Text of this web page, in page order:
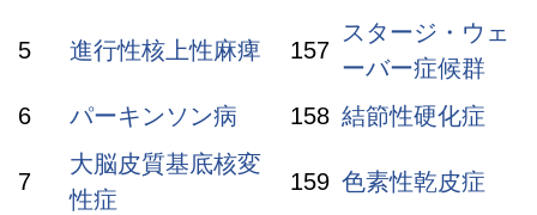
5 進行性核上性麻痺 157
スタージ・ウェ
ーバー症候群
6
パーキンソン病 158 結節性硬化症
7
大脳皮質基底核変
性症
159 色素性乾皮症